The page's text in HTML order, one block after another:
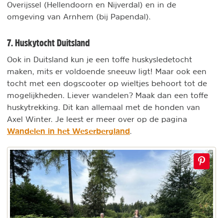
Overijssel (Hellendoorn en Nijverdal) en in de
omgeving van Arnhem (bij Papendal).
7. Huskytocht Duitsland
Ook in Duitsland kun je een toffe huskysledetocht
maken, mits er voldoende sneeuw ligt! Maar ook een
tocht met een dogscooter op wieltjes behoort tot de
mogelijkheden. Liever wandelen? Maak dan een toffe
huskytrekking. Dit kan allemaal met de honden van
Axel Winter. Je leest er meer over op de pagina
Wandelen in het Weserbergland